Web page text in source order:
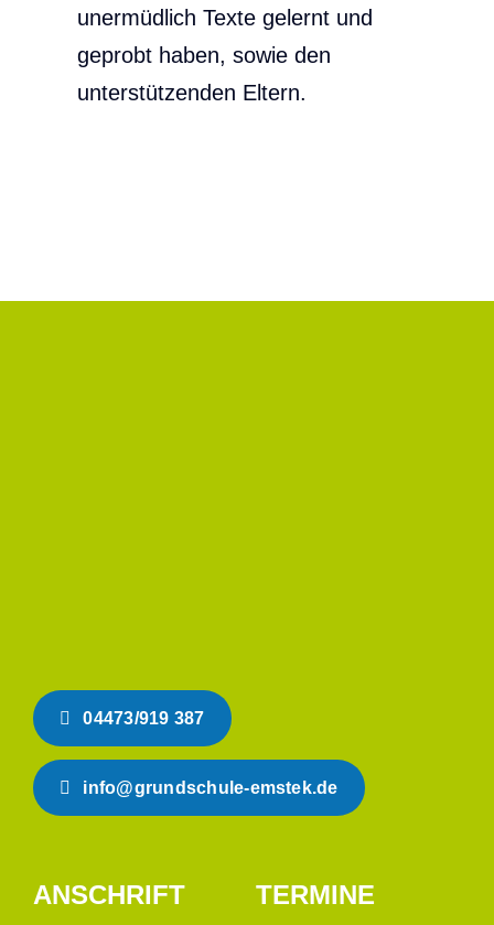
unermüdlich Texte gelernt und
geprobt haben, sowie den
unterstützenden Eltern.
04473/919 387
info@grundschule-emstek.de
ANSCHRIFT TERMINE